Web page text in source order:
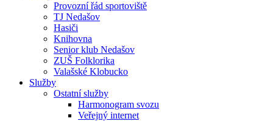
Provozní řád sportoviště
TJ Nedašov
Hasiči
Knihovna
Senior klub Nedašov
ZUŠ Folklorika
Valašské Klobucko
Služby
Ostatní služby
Harmonogram svozu
Veřejný internet